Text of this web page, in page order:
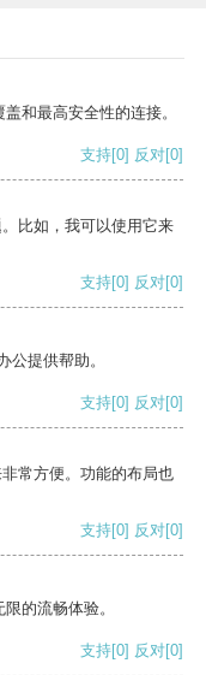
和最高安全性的连接。
支持[0] 反对[0]
比如，我可以使用它来
支持[0] 反对[0]
公提供帮助。
支持[0] 反对[0]
常方便。功能的布局也
支持[0] 反对[0]
的流畅体验。
支持[0] 反对[0]